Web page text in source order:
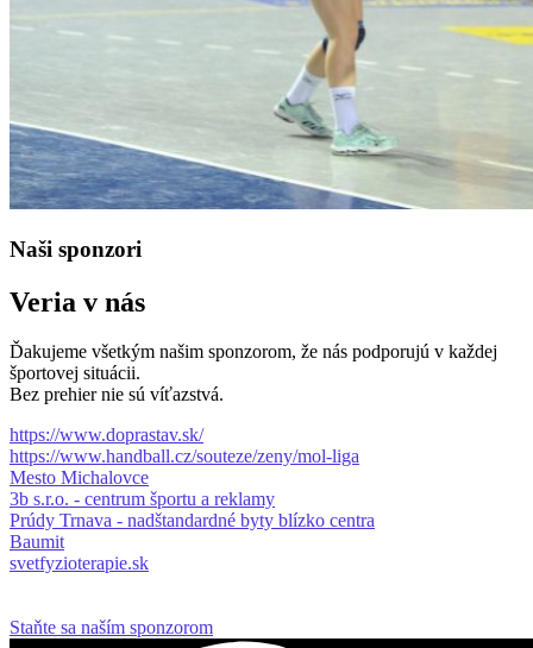
Naši sponzori
Veria v nás
Ďakujeme všetkým našim sponzorom, že nás podporujú v každej
športovej situácii.
Bez prehier nie sú víťazstvá.
https://www.doprastav.sk/
https://www.handball.cz/souteze/zeny/mol-liga
Mesto Michalovce
3b s.r.o. - centrum športu a reklamy
Prúdy Trnava - nadštandardné byty blízko centra
Baumit
svetfyzioterapie.sk
Staňte sa naším sponzorom